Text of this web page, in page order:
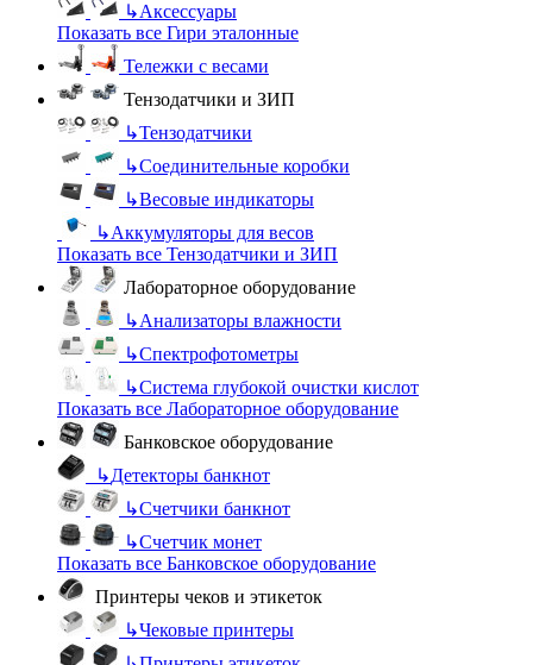
↳Аксессуары
Показать все Гири эталонные
Тележки с весами
Тензодатчики и ЗИП
↳Тензодатчики
↳Соединительные коробки
↳Весовые индикаторы
↳Аккумуляторы для весов
Показать все Тензодатчики и ЗИП
Лабораторное оборудование
↳Анализаторы влажности
↳Спектрофотометры
↳Система глубокой очистки кислот
Показать все Лабораторное оборудование
Банковское оборудование
↳Детекторы банкнот
↳Счетчики банкнот
↳Счетчик монет
Показать все Банковское оборудование
Принтеры чеков и этикеток
↳Чековые принтеры